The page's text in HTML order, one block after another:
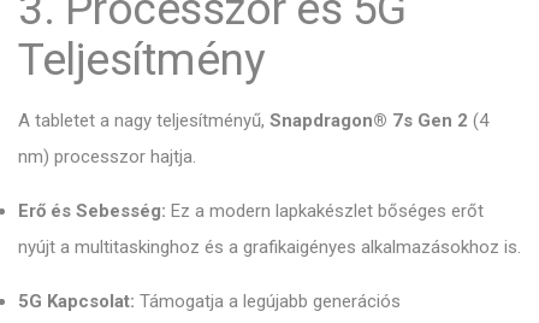
Teljesítmény
A tabletet a nagy teljesítményű, Snapdragon® 7s Gen 2 (4
nm) processzor hajtja.
Erő és Sebesség: Ez a modern lapkakészlet bőséges erőt
nyújt a multitaskinghoz és a grafikaigényes alkalmazásokhoz is.
5G Kapcsolat: Támogatja a legújabb generációs